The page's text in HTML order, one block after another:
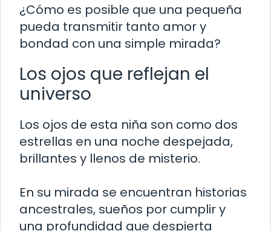
¿Cómo es posible que una pequeña
pueda transmitir tanto amor y
bondad con una simple mirada?
Los ojos que reflejan el
universo
Los ojos de esta niña son como dos
estrellas en una noche despejada,
brillantes y llenos de misterio.
En su mirada se encuentran historias
ancestrales, sueños por cumplir y
una profundidad que despierta